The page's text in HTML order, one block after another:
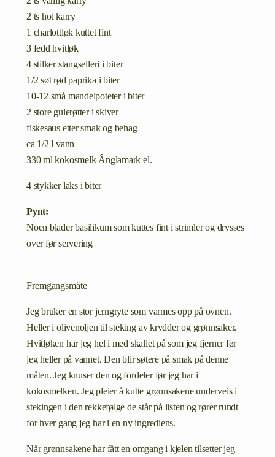
2 ts hot karry
1 charlottløk kuttet fint
3 fedd hvitløk
4 stilker stangselleri i biter
1/2 søt rød paprika i biter
10-12 små mandelpoteter i biter
2 store gulerøtter i skiver
fiskesaus etter smak og behag
ca 1/2 l vann
330 ml kokosmelk Ânglamark el.
4 stykker laks i biter
Pynt:
Noen blader basilikum som kuttes fint i strimler og drysses
over før servering
Fremgangsmåte
Jeg bruker en stor jerngryte som varmes opp på ovnen.
Heller i olivenoljen til steking av krydder og grønnsaker.
Hvitløken har jeg hel i med skallet på som jeg fjerner før
jeg heller på vannet. Den blir søtere på smak på denne
måten. Jeg knuser den og fordeler før jeg har i
kokosmelken. Jeg pleier å kutte grønnsakene underveis i
stekingen i den rekkefølge de står på listen og rører rundt
for hver gang jeg har i en ny ingrediens.
Når grønnsakene har fått en omgang i kjelen tilsetter jeg